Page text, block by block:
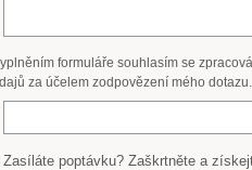
formuláře souhlasím se
za účelem zodpovězení mého dotazu.
Zasíláte poptávku? Zaškrtněte a